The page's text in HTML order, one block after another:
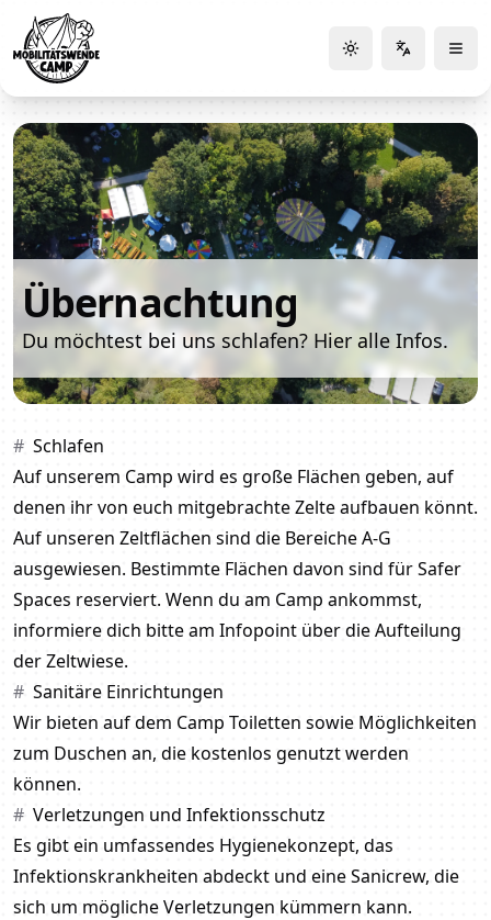
Mobiwende Camp Logo
Toggle theme
Übernachtung
Du möchtest bei uns schlafen? Hier alle Infos.
Schlafen
Auf unserem Camp wird es große Flächen geben, auf
denen ihr von euch mitgebrachte Zelte aufbauen könnt.
Auf unseren Zeltflächen sind die Bereiche A-G
ausgewiesen. Bestimmte Flächen davon sind fürSafer
Spaces reserviert. Wenn du am Camp ankommst,
informiere dich bitte am Infopoint über die Aufteilung
der Zeltwiese.
Sanitäre Einrichtungen
Wir bieten auf dem Camp Toiletten sowie Möglichkeiten
zum Duschen an, die kostenlos genutzt werden
können.
Verletzungen und Infektionsschutz
Es gibt ein umfassendes Hygienekonzept, das
Infektionskrankheiten abdeckt und eine Sanicrew, die
sich um mögliche Verletzungen kümmern kann.